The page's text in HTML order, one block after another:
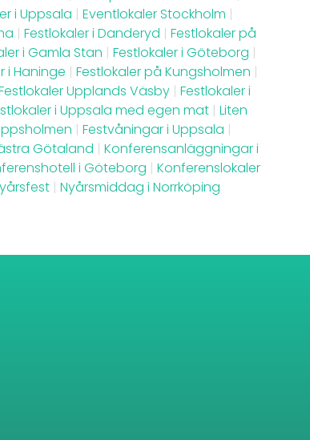
i Uppsala | Eventlokaler Stockholm |
| Festlokaler i Danderyd | Festlokaler på
i Gamla Stan | Festlokaler i Göteborg |
i Haninge | Festlokaler på Kungsholmen |
Upplands Väsby | Festlokaler i
i Uppsala med egen mat | Liten
| Festvåningar i Uppsala |
Götaland | Konferensanläggningar i
i Göteborg | Konferenslokaler
| Nyårsmiddag i Norrköping